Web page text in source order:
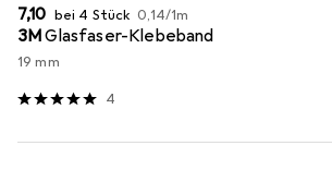
EUR
7,10 bei 4 Stück EUR
0,14/1m
3MGlasfaser-Klebeband
19 mm
4